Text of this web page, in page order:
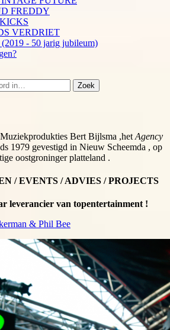
FREDDY
VERDRIET
- 50 jarig jubileum)
Zoek
Bert Bijlsma ,het Agency
1979 gevestigd in Nieuw Scheemda , op
oostgroninger platteland .
/ EVENTS / ADVIES / PROJECTS
leverancier van topentertainment !
& Phil Bee